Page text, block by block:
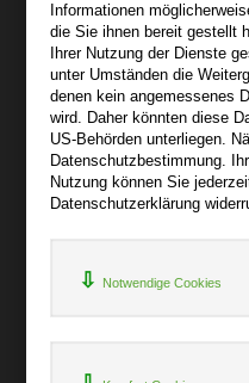
Impressum
Widerruf
Datenschutz
Hilfe
+
Informationen
die Sie ihnen bereit gestellt
Ihrer Nutzung der Dienste
unter Umständen die
denen kein angemessenes
wird. Daher könnten diese
US-Behörden unterliegen.
Datenschutzbestimmung.
Nutzung können Sie
Datenschutzerklärung
Notwendige Cookies